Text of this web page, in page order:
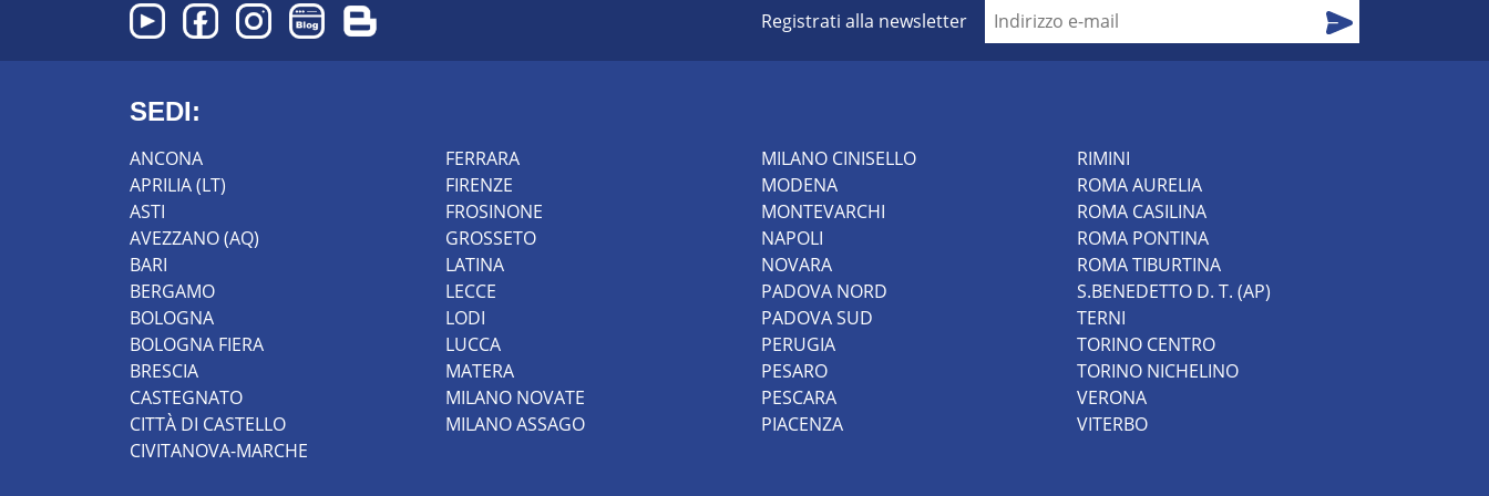
Registrati alla newsletter
SEDI:
ANCONA
APRILIA (LT)
ASTI
AVEZZANO (AQ)
BARI
BERGAMO
BOLOGNA
BOLOGNA FIERA
BRESCIA
CASTEGNATO
CITTÀ DI CASTELLO
CIVITANOVA-MARCHE
FERRARA
FIRENZE
FROSINONE
GROSSETO
LATINA
LECCE
LODI
LUCCA
MATERA
MILANO NOVATE
MILANO ASSAGO
MILANO CINISELLO
MODENA
MONTEVARCHI
NAPOLI
NOVARA
PADOVA NORD
PADOVA SUD
PERUGIA
PESARO
PESCARA
PIACENZA
RIMINI
ROMA AURELIA
ROMA CASILINA
ROMA PONTINA
ROMA TIBURTINA
S.BENEDETTO D. T. (AP)
TERNI
TORINO CENTRO
TORINO NICHELINO
VERONA
VITERBO